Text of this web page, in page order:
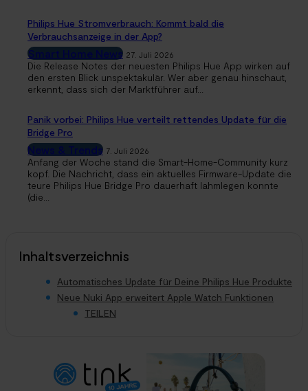
Philips Hue Stromverbrauch: Kommt bald die
Verbrauchsanzeige in der App?
Smart Home News 27. Juli 2026
Die Release Notes der neuesten Philips Hue App wirken auf
den ersten Blick unspektakulär. Wer aber genau hinschaut,
erkennt, dass sich der Marktführer auf...
Panik vorbei: Philips Hue verteilt rettendes Update für die
Bridge Pro
News & Trends 7. Juli 2026
Anfang der Woche stand die Smart-Home-Community kurz
kopf. Die Nachricht, dass ein aktuelles Firmware-Update die
teure Philips Hue Bridge Pro dauerhaft lahmlegen konnte
(die...
Inhaltsverzeichnis
Automatisches Update für Deine Philips Hue Produkte
Neue Nuki App erweitert Apple Watch Funktionen
TEILEN